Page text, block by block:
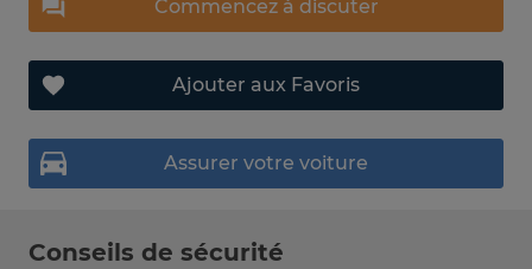
Commencez à discuter
Ajouter aux Favoris
Assurer votre voiture
Conseils de sécurité